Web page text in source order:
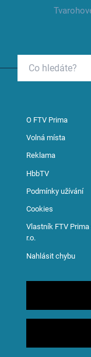
O FTV Prima
Volná místa
Reklama
HbbTV
Podmínky užívání
Cookies
Vlastník FTV Prima
r.o.
Nahlásit chybu